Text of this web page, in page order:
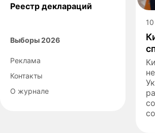
Реестр деклараций
Выборы 2026
Реклама
Контакты
О журнале